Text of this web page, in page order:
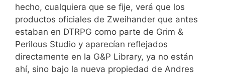
hecho, cualquiera que se fije, verá que los
productos oficiales de Zweihander que antes
estaban en DTRPG como parte de Grim &
Perilous Studio y aparecían reflejados
directamente en la G&P Library, ya no están
ahí, sino bajo la nueva propiedad de Andres